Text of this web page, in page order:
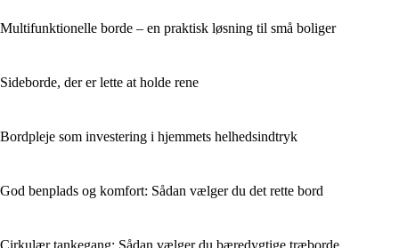
Multifunktionelle borde – en praktisk løsning til små boliger
Sideborde, der er lette at holde rene
Bordpleje som investering i hjemmets helhedsindtryk
God benplads og komfort: Sådan vælger du det rette bord
Cirkulær tankegang: Sådan vælger du bæredygtige træborde